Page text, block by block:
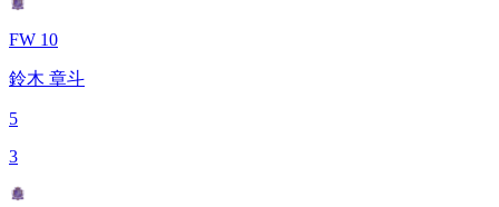
FW 10
鈴木 章斗
5
3